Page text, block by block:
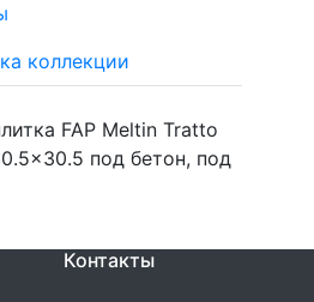
коллекции
FAP Meltin Tratto
под бетон, под
Контакты